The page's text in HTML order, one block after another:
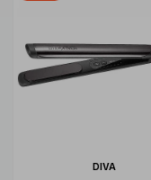
DIVA